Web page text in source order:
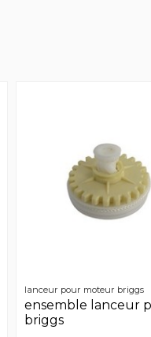
lanceur pour moteur briggs
ensemble lanceur
briggs